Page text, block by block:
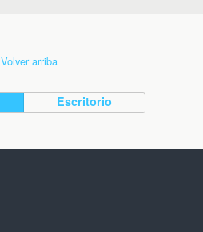
Volver arriba
Escritorio